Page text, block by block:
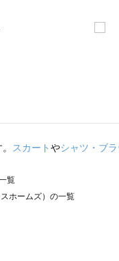
スカートやシャツ・ブラ
覧
ホームズ）の一覧
サマンサモスモス）の一覧